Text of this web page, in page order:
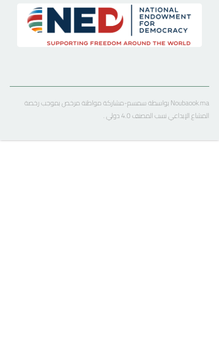
Noubaook.ma بواسطة سمسم-مشاركة مواطنة مرخص بموجب رخصة
المشاع الإبداعي نسب المصنف 4.0 دولي .